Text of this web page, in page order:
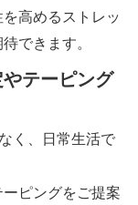
高めるストレッ
できます。
テーピング
く、日常生活で
ピングをご提案